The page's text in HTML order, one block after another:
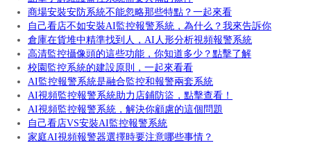
商場安裝安防系統不能忽略那些特點？一起來看
自己看店不如安裝AI監控報警系統，為什么？我來告訴你
倉庫在貨堆中精準找到人，AI人形分析視頻報警系統
高清監控攝像頭的這些功能，你知道多少？點擊了解
校園監控系統的建設原則，一起來看看
AI監控報警系統是融合監控和報警兩套系統
AI視頻監控報警系統助力店鋪防盜，點擊查看！
AI視頻監控報警系統，解決你顧慮的這個問題
自己看店VS安裝AI監控報警系統
家庭AI視頻報警器選擇時要注意哪些事情？